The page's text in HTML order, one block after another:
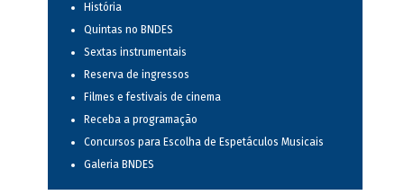
História
Quintas no BNDES
Sextas instrumentais
Reserva de ingressos
Filmes e festivais de cinema
Receba a programação
Concursos para Escolha de Espetáculos Musicais
Galeria BNDES